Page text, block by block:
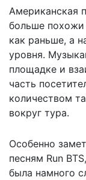
Американская
больше
как раньше, а
уровня.
площадке и
часть
количеством
вокруг тура.
Особенно
песням Run
была намного